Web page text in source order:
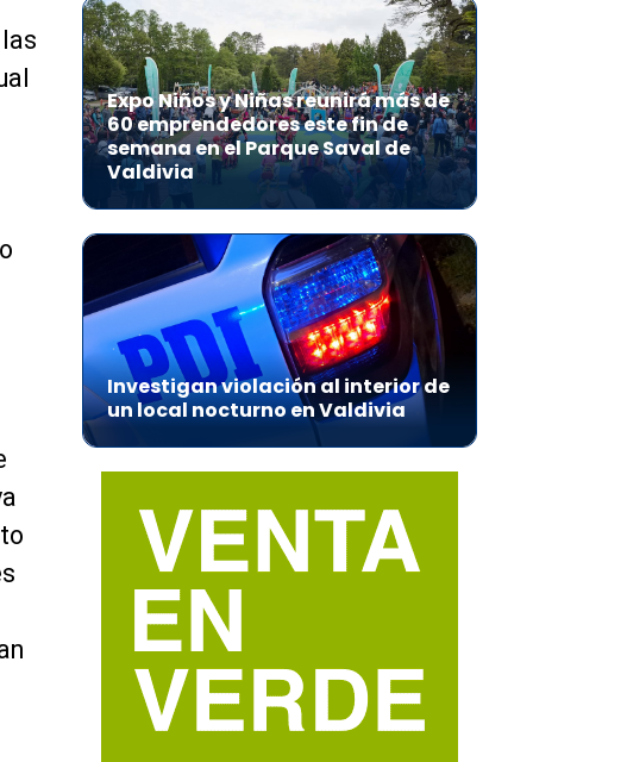
Expo Niños y Niñas reunirá más de
60 emprendedores este fin de
semana en el Parque Saval de
Valdivia
Investigan violación al interior de
un local nocturno en Valdivia